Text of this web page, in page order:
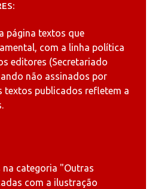
página textos que
com a linha política
editores (Secretariado
não assinados por
textos publicados refletem a
na categoria "Outras
com a ilustração